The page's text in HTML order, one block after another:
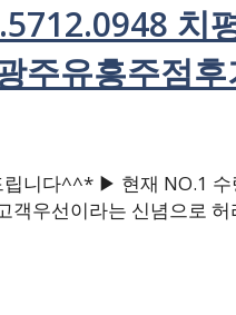
치
주유흥주점
니다^^* ▶ 현재 NO.1
우선이라는 신념으로